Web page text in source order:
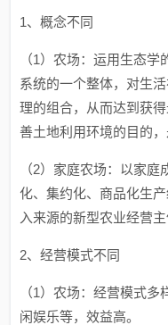
1、概念不同
（1）农场：运用生态
系统的一个整体，对生
理的组合，从而达到获
善土地利用环境的目的
（2）家庭农场：以家
化、集约化、商品化生
入来源的新型农业经营主
2、经营模式不同
（1）农场：经营模式
闲娱乐等，效益高。